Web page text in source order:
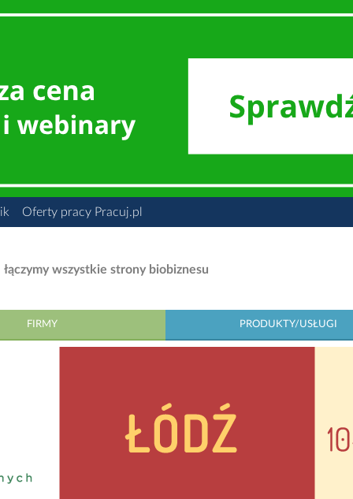
Oferty pracy Pracuj.pl
łączymy wszystkie strony biobiznesu
FIRMY PRODUKTY/USŁUGI